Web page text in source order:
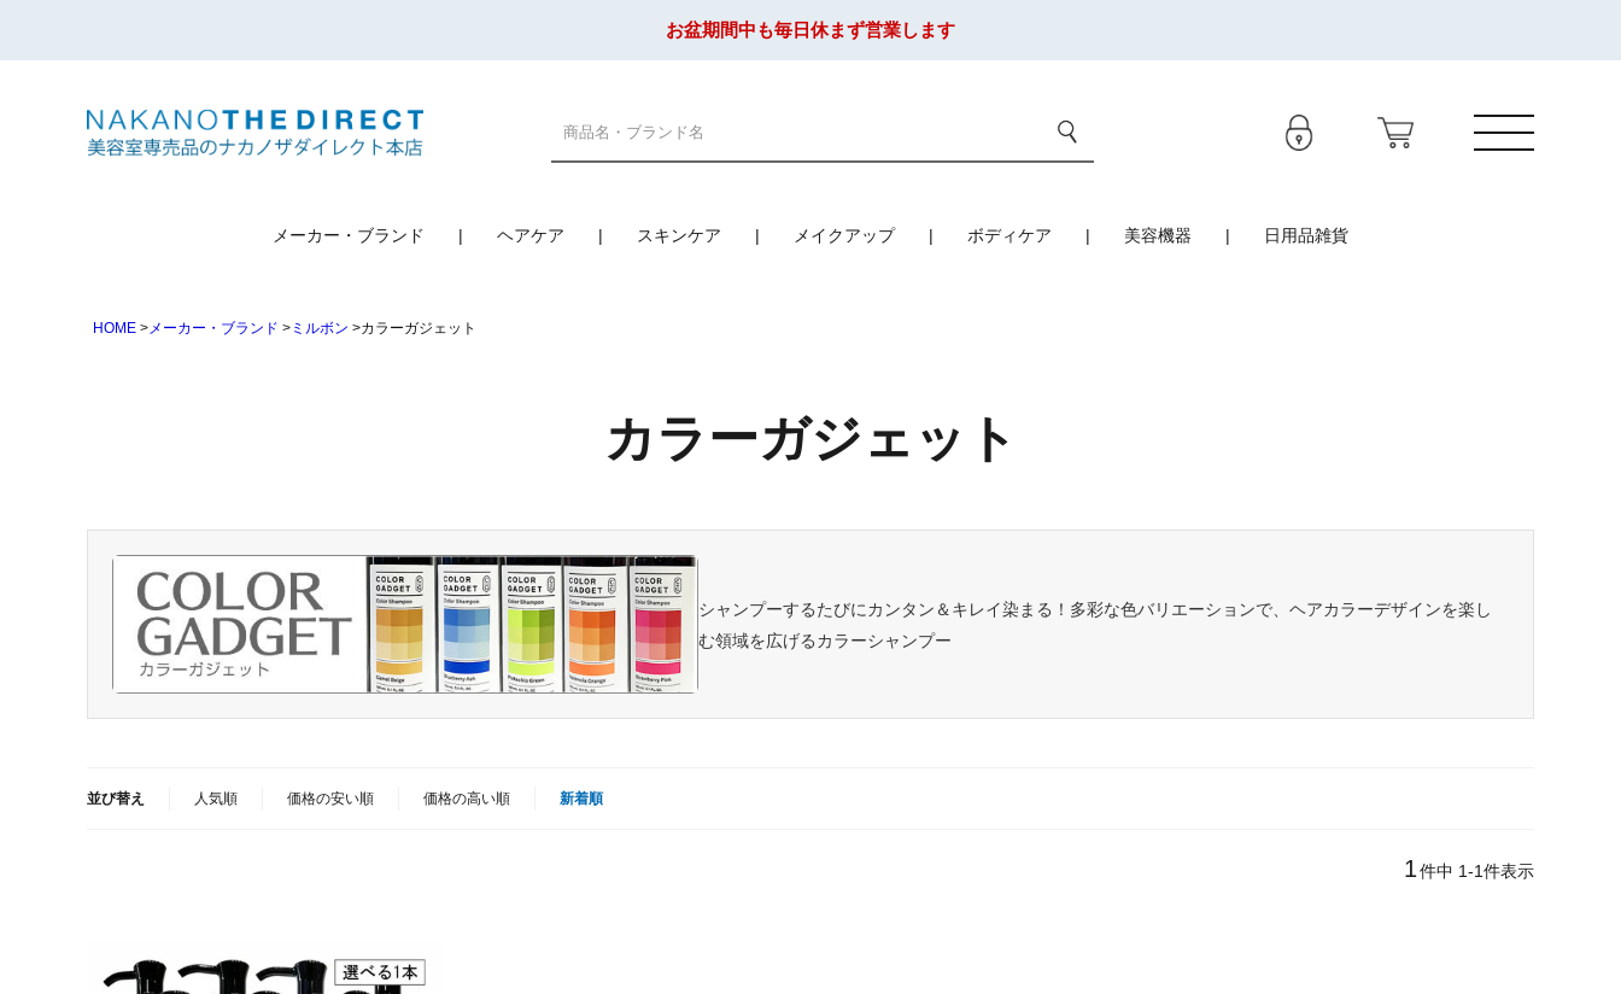
お盆期間中も毎日休まず営業します
メーカー・ブランド ヘアケア スキンケア メイクアップ ボディケア 美容機器 日用品雑貨
HOME メーカー・ブランド ミルボン カラーガジェット
カラーガジェット
シャンプーするたびにカンタン＆キレイ染まる！多彩な色バリエーションで、ヘアカラーデザインを楽し
む領域を広げるカラーシャンプー
並び替え 人気順 価格の安い順 価格の高い順 新着順
1件中 1-1件表示